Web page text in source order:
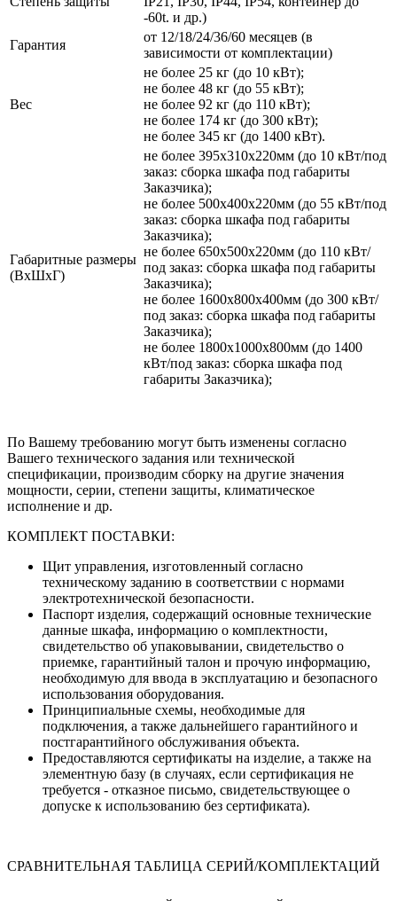
-60t. и др.)
Гарантия
от 12/18/24/36/60 месяцев (в
зависимости от комплектации)
Вес
не более 25 кг (до 10 кВт);
не более 48 кг (до 55 кВт);
не более 92 кг (до 110 кВт);
не более 174 кг (до 300 кВт);
не более 345 кг (до 1400 кВт).
Габаритные размеры
(ВхШхГ)
не более 395х310х220мм (до 10 кВт/под
заказ: сборка шкафа под габариты
Заказчика);
не более 500х400х220мм (до 55 кВт/под
заказ: сборка шкафа под габариты
Заказчика);
не более 650х500х220мм (до 110 кВт/
под заказ: сборка шкафа под габариты
Заказчика);
не более 1600х800х400мм (до 300 кВт/
под заказ: сборка шкафа под габариты
Заказчика);
не более 1800х1000х800мм (до 1400
кВт/под заказ: сборка шкафа под
габариты Заказчика);
По Вашему требованию могут быть изменены согласно
Вашего технического задания или технической
спецификации, производим сборку на другие значения
мощности, серии, степени защиты, климатическое
исполнение и др.
КОМПЛЕКТ ПОСТАВКИ:
Щит управления, изготовленный согласно
техническому заданию в соответствии с нормами
электротехнической безопасности.
Паспорт изделия, содержащий основные технические
данные шкафа, информацию о комплектности,
свидетельство об упаковывании, свидетельство о
приемке, гарантийный талон и прочую информацию,
необходимую для ввода в эксплуатацию и безопасного
использования оборудования.
Принципиальные схемы, необходимые для
подключения, а также дальнейшего гарантийного и
постгарантийного обслуживания объекта.
Предоставляются сертификаты на изделие, а также на
элементную базу (в случаях, если сертификация не
требуется - отказное письмо, свидетельствующее о
допуске к использованию без сертификата).
СРАВНИТЕЛЬНАЯ ТАБЛИЦА СЕРИЙ/КОМПЛЕКТАЦИЙ